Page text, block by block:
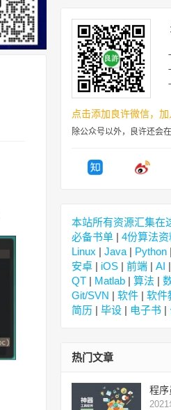
点击添加良许微信，
除公众号以外，良许还会
本站所有资源汇集在
必备书单 | 4份算法资
Linux | Java | Python |
安卓 | iOS | 前端 | AI |
QT | Matlab | 算法 |
Git/SVN | 软件 | 软件
简历 | 毕设 | 电子书 |
热门文章
程序
2021